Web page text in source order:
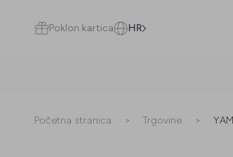
Poklon kartica HR
Početna stranica > Trgovine >